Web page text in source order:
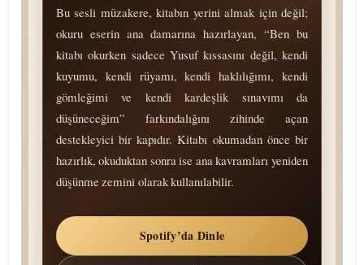
Bu sesli müzakere, kitabın yerini almak için değil;
okuru eserin ana damarına hazırlayan, “Ben bu
kitabı okurken sadece Yusuf kıssasını değil, kendi
kuyumu, kendi rüyamı, kendi haklılığımı, kendi
gömleğimi ve kendi kardeşlik sınavımı da
düşüneceğim” farkındalığını zihinde açan
destekleyici bir kapıdır. Kitabı okumadan önce bir
hazırlık, okuduktan sonra ise ana kavramları yeniden
düşünme zemini olarak kullanılabilir.
Spotify’da Dinle